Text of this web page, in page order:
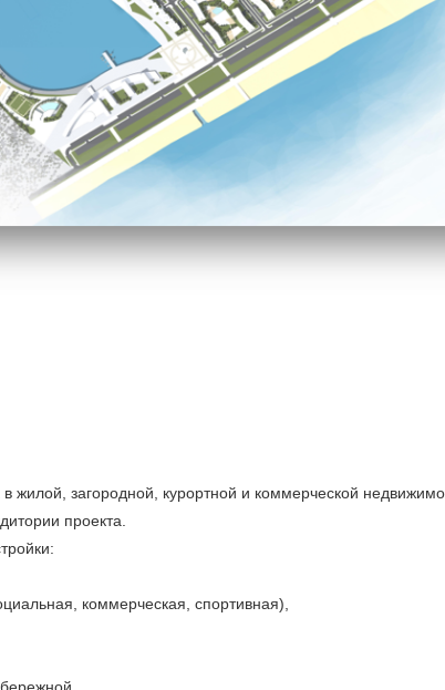
жилой, загородной, курортной и коммерческой
проекта.
коммерческая, спортивная),